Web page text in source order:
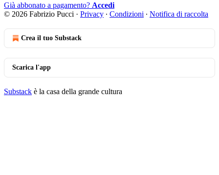
Già abbonato a pagamento? Accedi
© 2026 Fabrizio Pucci · Privacy ∙ Condizioni ∙ Notifica di raccolta
Crea il tuo Substack
Scarica l'app
Substack è la casa della grande cultura